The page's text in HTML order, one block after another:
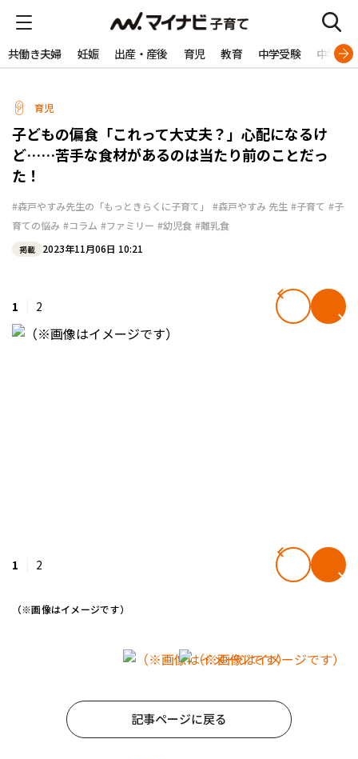
共働き夫婦 妊娠 出産・産後 育児 教育 中学受験 中学生
育児
子どもの偏食「これって大丈夫？」心配になるけ
ど……苦手な食材があるのは当たり前のことだっ
た！
#森戸やすみ先生の「もっときらくに子育て」 #森戸やすみ 先生 #子育て #子
育ての悩み #コラム #ファミリー #幼児食 #離乳食
掲載 2023年11月06日 10:21
1 2
1 2
（※画像はイメージです）
記事ページに戻る